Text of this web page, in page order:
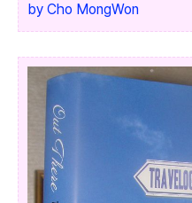
by Cho MongWon